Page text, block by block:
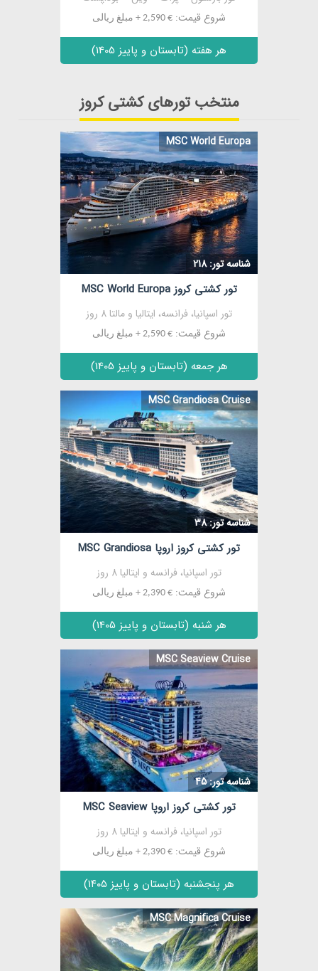
شروع قیمت: € 2,590 + مبلغ ریالی
هر هفته (تابستان و پاییز 1405)
منتخب تورهای کشتی کروز
مشاهده
MSC World Europa
شناسه تور: 218
تور کشتی کروز MSC World Europa
تور اسپانیا، فرانسه، ایتالیا و مالتا 8 روز
شروع قیمت: € 2,590 + مبلغ ریالی
هر جمعه (تابستان و پاییز 1405)
مشاهده
MSC Grandiosa Cruise
شناسه تور: 38
تور کشتی کروز اروپا MSC Grandiosa
تور اسپانیا، فرانسه و ایتالیا 8 روز
شروع قیمت: € 2,390 + مبلغ ریالی
هر شنبه (تابستان و پاییز 1405)
مشاهده
MSC Seaview Cruise
شناسه تور: 45
تور کشتی کروز اروپا MSC Seaview
تور اسپانیا، فرانسه و ایتالیا 8 روز
شروع قیمت: € 2,390 + مبلغ ریالی
هر پنجشنبه (تابستان و پاییز ۱۴۰۵)
MSC Magnifica Cruise